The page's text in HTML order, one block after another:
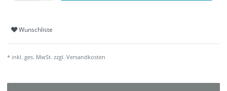
Wunschliste
* inkl. ges. MwSt. zzgl. Versandkosten